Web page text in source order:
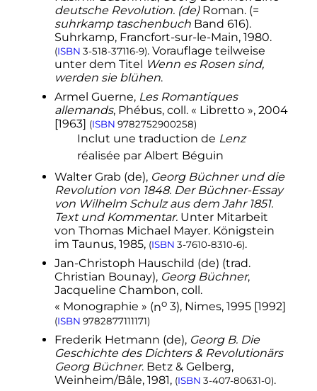
deutsche Revolution. (de)Roman. (=
suhrkamp taschenbuchBand 616).
Suhrkamp, Francfort-sur-le-Main, 1980.
(ISBN 3-518-37116-9). Vorauflage teilweise
unter dem Titel
Wenn es Rosen sind,
werden sie blühen.
Armel Guerne, Les Romantiques
allemands, Phébus, coll. « Libretto », 2004
[1963] (ISBN 9782752900258)
Inclut une traduction de Lenz
réalisée par Albert Béguin
Walter Grab (de), Georg Büchner und die
Revolution von 1848. Der Büchner-Essay
von Wilhelm Schulz aus dem Jahr 1851.
Text und Kommentar.Unter Mitarbeit
von Thomas Michael Mayer. Königstein
im Taunus, 1985, (ISBN 3-7610-8310-6).
Jan-Christoph Hauschild (de) (trad.
Christian Bounay), Georg Büchner,
Jacqueline Chambon, coll.
« Monographie » (no3), Nimes, 1995 [1992]
(ISBN 9782877111171)
Frederik Hetmann (de), Georg B. Die
Geschichte des Dichters & Revolutionärs
Georg Büchner. Betz & Gelberg,
Weinheim/Bâle, 1981, (ISBN 3-407-80631-0).